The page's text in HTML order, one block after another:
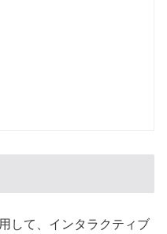
して、インタラクティブ